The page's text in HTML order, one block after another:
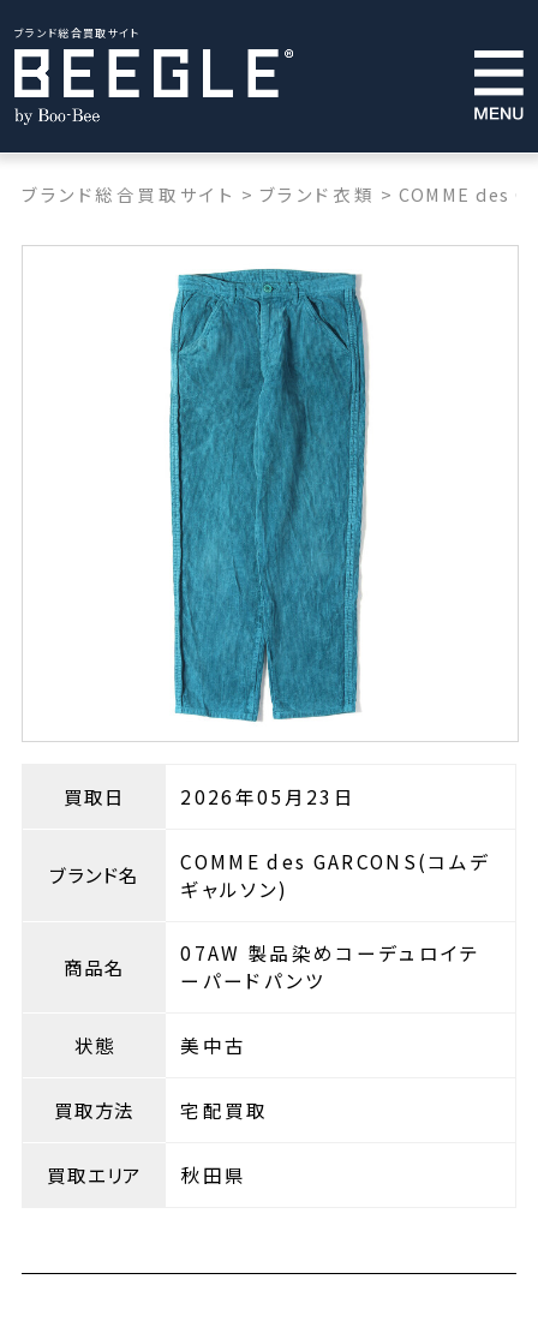
ブランド総合買取サイト
ブランド総合買取サイト > ブランド衣類 > COMME des
買取日 2026年05月23日
ブランド名
COMME des GARCONS(コムデ
ギャルソン)
商品名
07AW 製品染めコーデュロイテ
ーパードパンツ
状態 美中古
買取方法 宅配買取
買取エリア 秋田県